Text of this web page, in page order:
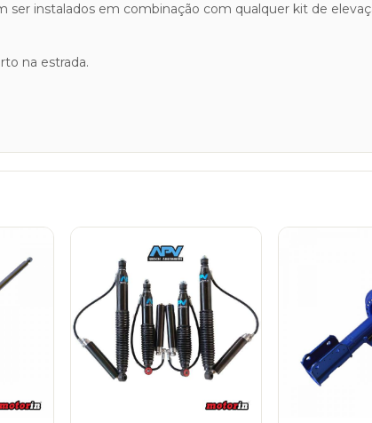
ser instalados em combinação com qualquer kit de
na estrada.